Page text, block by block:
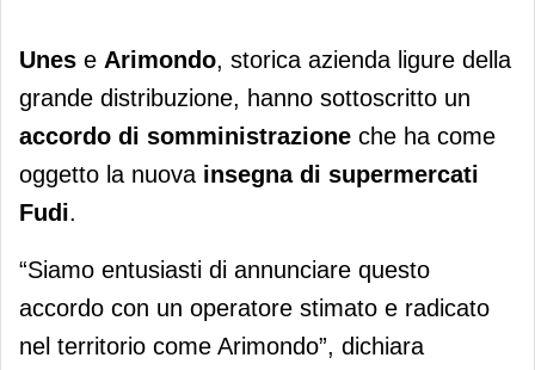
Unes: accordo con Arimondo per
l’insegna Fudi. Introduzione delle
linee PL Unes
Unes e Arimondo, storica azienda ligure della
grande distribuzione, hanno sottoscritto un
accordo di somministrazione che ha come
oggetto la nuova insegna di supermercati
Fudi.
“Siamo entusiasti di annunciare questo
accordo con un operatore stimato e radicato
nel territorio come Arimondo”, dichiara